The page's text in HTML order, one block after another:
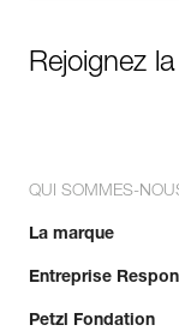
Rejoignez
QUI SOMMES-
La marque
Entreprise
Petzl Fondation